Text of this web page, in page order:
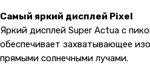
Самый яркий дисплей Pixel
Яркий дисплей Super Actua с
обеспечивает захватывающее
прямыми солнечными лучами.